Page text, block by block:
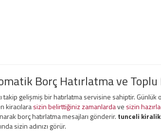
Borç Hatırlatma ve
takip gelişmiş bir hatırlatma servisine sahiptir.
kiracılarasizin belirttiğiniz zamanlardave sizin
borç hatırlatma mesajları gönderir. tunceli
sizin adınızı görür.